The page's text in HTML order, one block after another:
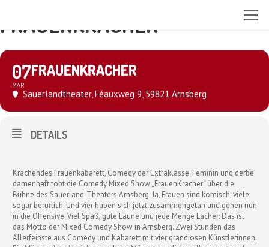
FRAUENKRACHER
07
MÄR
FRAUENKRACHER
Sauerlandtheater, Féauxweg 9, 59821 Arnsberg
DETAILS
Krachendes Frauenkabarett, Comedy der Extraklasse: Feminin und derbe
damenhaft tobt die Comedy Mixed Show „FrauenKracher“ über die
Bühne des Sauerland-Theaters Arnsberg. Ja, Frauen sind komisch, viele
sogar beruflich. Und vier haben sich jetzt zusammengetan und gehen nun
in die Offensive. Viel Spaß, gute Laune und jede Menge Lacher: Das ist
das Motto der Mixed Comedy Show in Arnsberg. Zwei Stunden das
Allerfeinste aus Comedy und Kabarett mit vier grandiosen Künstlerinnen.